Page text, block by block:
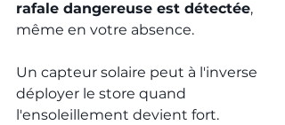
rafale dangereuse est détectée,
même en votre absence.
Un capteur solaire peut à l'inverse
déployer le store quand
l'ensoleillement devient fort.